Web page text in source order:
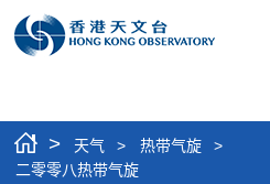
> 天气 > 热带气旋
>
二零零八热带气旋